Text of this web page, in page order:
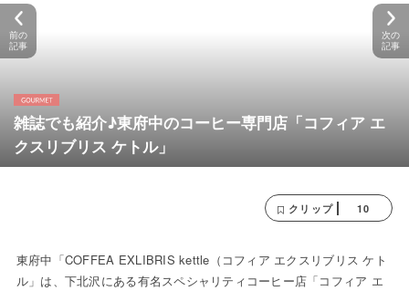
雑誌でも紹介♪東府中のコーヒー専門店「コフィア エ
クスリブリス ケトル」
前の
記事
次の
記事
クリップ 10
東府中「COFFEA EXLIBRIS kettle（コフィア エクスリブリス ケト
ル」は、下北沢にある有名スペシャリティコーヒー店「コフィア エ